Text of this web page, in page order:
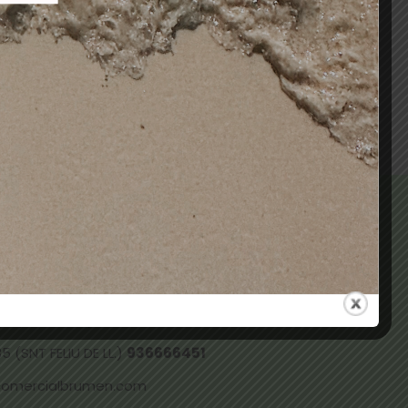
SCHWARZKOPF
12,00€9,60€
Añadir al carrito
(TERRASSA)
937331096
(SNT FELIU DE LL.) 936666451